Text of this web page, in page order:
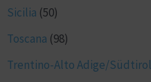
Sicilia (50)
Toscana (98)
Trentino-Alto Adige/Südtirol